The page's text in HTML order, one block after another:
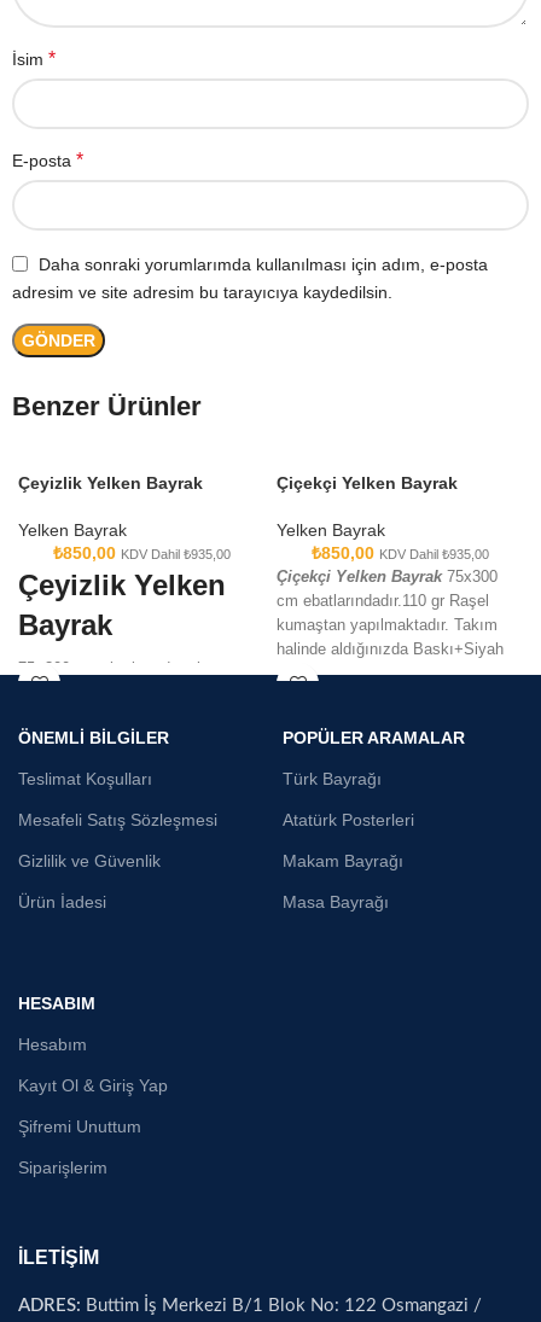
İsim *
E-posta *
Daha sonraki yorumlarımda kullanılması için adım, e-posta
adresim ve site adresim bu tarayıcıya kaydedilsin.
Benzer Ürünler
Çeyizlik Yelken Bayrak
Yelken Bayrak
₺850,00 KDV Dahil ₺935,00
Çeyizlik Yelken
Bayrak
75×300 cm ebatlarında takım
kullanılarak üretilmektedir.
Çiçekçi Yelken Bayrak
Yelken Bayrak
₺850,00 KDV Dahil ₺935,00
Çiçekçi Yelken Bayrak75x300
cm ebatlarındadır.110 gr Raşel
kumaştan yapılmaktadır. Takım
halinde aldığınızda Baskı+Siyah
Bidon+Alüminyum Sopa ile
ÖNEMLİ BİLGİLER
Teslimat Koşulları
Mesafeli Satış Sözleşmesi
Gizlilik ve Güvenlik
Ürün İadesi
POPÜLER ARAMALAR
Türk Bayrağı
Atatürk Posterleri
Makam Bayrağı
Masa Bayrağı
HESABIM
Hesabım
Kayıt Ol & Giriş Yap
Şifremi Unuttum
Siparişlerim
İLETİŞİM
ADRES: Buttim İş Merkezi B/1 Blok No: 122 Osmangazi /